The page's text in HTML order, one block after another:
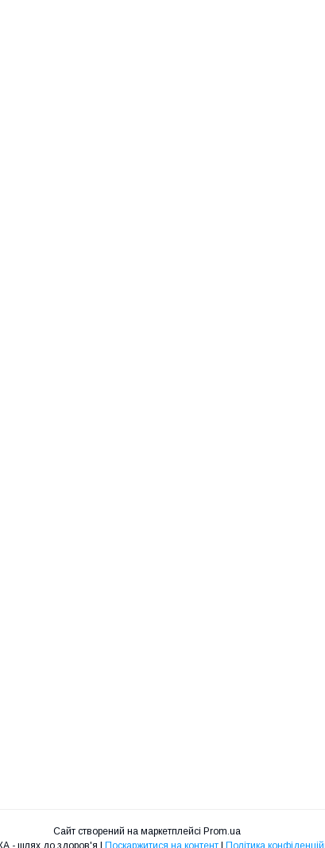
Сайт створений на маркетплейсі Prom.ua
МЕДТЕХНІКА - шлях до здоров'я | Поскаржитися на контент | Політика